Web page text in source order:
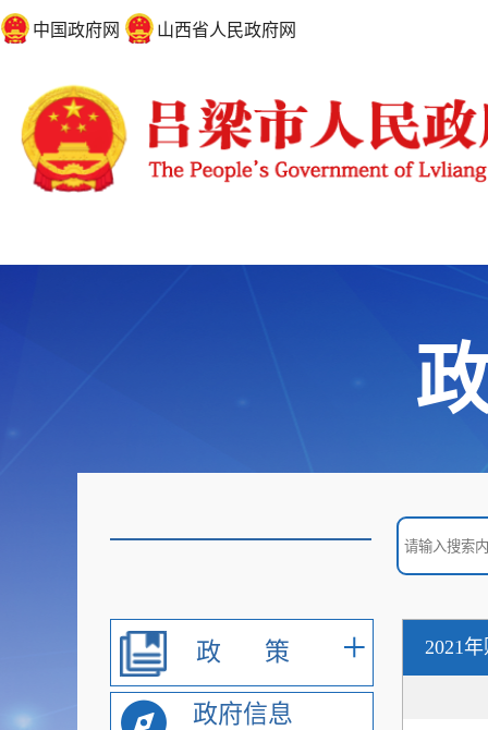
中国政府网 山西省人民政府网
政 策 +
政府信息
2021